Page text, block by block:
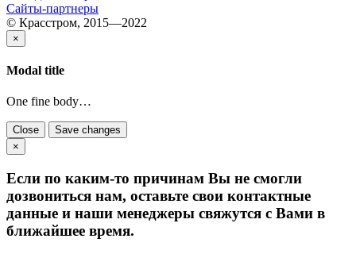
Сайты-партнеры
© Красстром, 2015—2022
×
Modal title
One fine body…
Close
Save changes
×
Если по каким-то причинам Вы не смогли
дозвониться нам, оставьте свои контактные
данные и наши менеджеры свяжутся с Вами в
ближайшее время.